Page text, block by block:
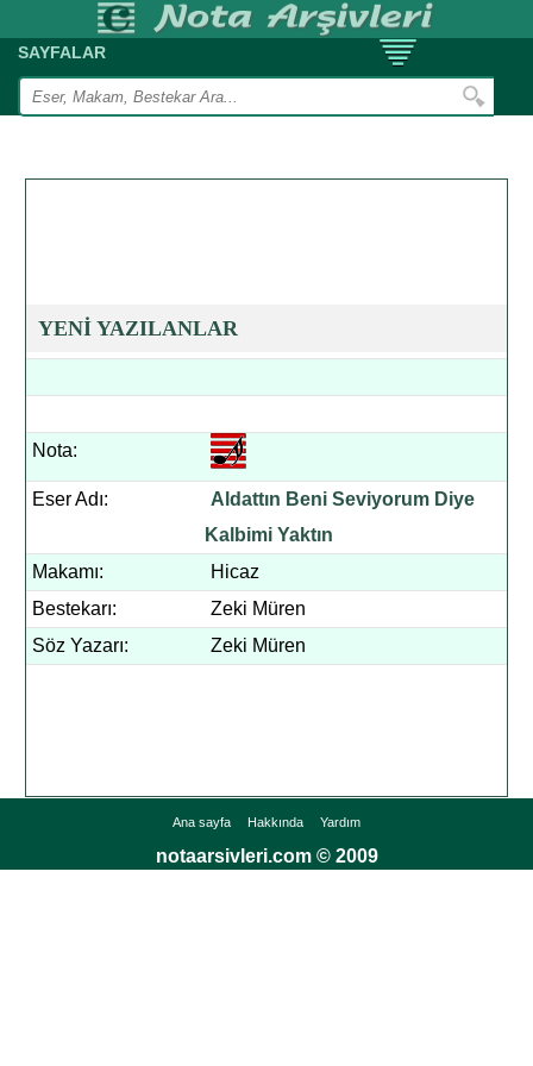
SAYFALAR
YENİ YAZILANLAR
Nota:
Eser Adı:
Aldattın Beni Seviyorum Diye
Kalbimi Yaktın
Makamı:
Hicaz
Bestekarı:
Zeki Müren
Söz Yazarı:
Zeki Müren
Ana sayfa Hakkında Yardım
notaarsivleri.com © 2009